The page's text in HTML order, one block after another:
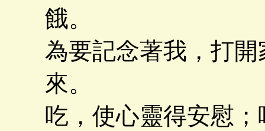
餓。
為要記念著我，打
來。
吃，使心靈得安慰